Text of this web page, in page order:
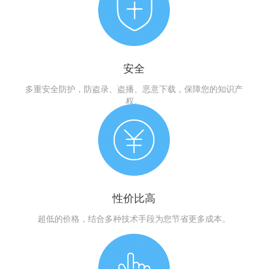
安全
多重安全防护，防盗录、盗播、恶意下载，保障您的知识产
权。
性价比高
超低的价格，结合多种技术手段为您节省更多成本。